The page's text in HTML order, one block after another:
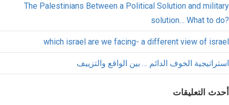
The Palestinians Between a Political Solution and military
solution… What to do?
which israel are we facing- a different view of israel
استراتيجية الخوف الدائم … بين الواقع والتزييف
أحدث التعليقات